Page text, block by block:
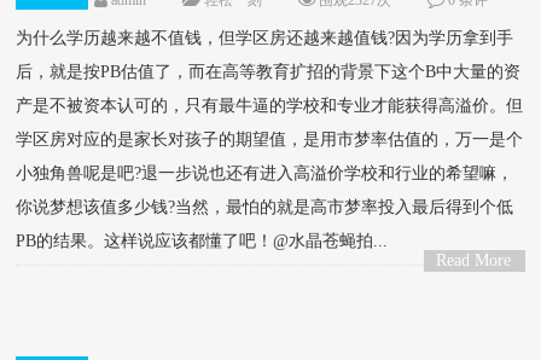
为什么学历越来越不值钱，但学区房还越来越值钱?因为学历拿到手
后，就是按PB估值了，而在高等教育扩招的背景下这个B中大量的资
产是不被资本认可的，只有最牛逼的学校和专业才能获得高溢价。但
学区房对应的是家长对孩子的期望值，是用市梦率估值的，万一是个
小独角兽呢是吧?退一步说也还有进入高溢价学校和行业的希望嘛，
你说梦想该值多少钱?当然，最怕的就是高市梦率投入最后得到个低
PB的结果。这样说应该都懂了吧！@水晶苍蝇拍...
Read More